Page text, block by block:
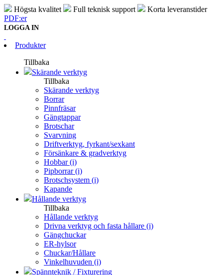
Högsta kvalitet Full teknisk support
Korta leveranstider
PDF:er
LOGGA IN
Produkter
Tillbaka
Skärande verktyg
Tillbaka
Skärande verktyg
Borrar
Pinnfräsar
Gängtappar
Brotschar
Svarvning
Driftverktyg, fyrkant/sexkant
Försänkare & gradverktyg
Hobbar (i)
Pipborrar (i)
Brotschsystem (i)
Kapande
Hållande verktyg
Tillbaka
Hållande verktyg
Drivna verktyg och fasta hållare (i)
Gängchuckar
ER-hylsor
Chuckar/Hållare
Vinkelhuvuden (i)
Spännteknik / Fixturering